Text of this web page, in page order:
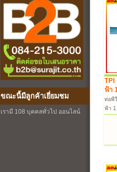
ฟ้า
ท่อพี
ฟ้า 1
ขณะนี้มีลูกค้าเยี่ยมชม
เรามี 108 บุคคลทั่วไป ออนไลน์